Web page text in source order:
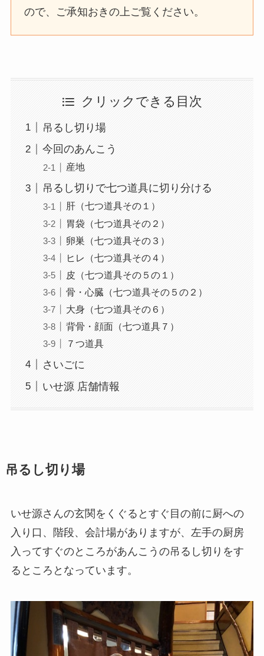
ので、ご承知おきの上ご覧ください。
クリックできる目次
吊るし切り場
今回のあんこう
産地
吊るし切りで七つ道具に切り分ける
肝（七つ道具その１）
胃袋（七つ道具その２）
卵巣（七つ道具その３）
ヒレ（七つ道具その４）
皮（七つ道具その５の１）
骨・心臓（七つ道具その５の２）
大身（七つ道具その６）
背骨・顔面（七つ道具７）
７つ道具
さいごに
いせ源 店舗情報
吊るし切り場
いせ源さんの玄関をくぐるとすぐ目の前に厨への
入り口、階段、会計場がありますが、左手の厨房
入ってすぐのところがあんこうの吊るし切りをす
るところとなっています。